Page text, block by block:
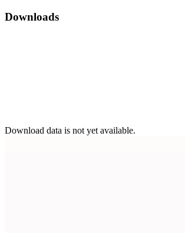
Downloads
Download data is not yet available.